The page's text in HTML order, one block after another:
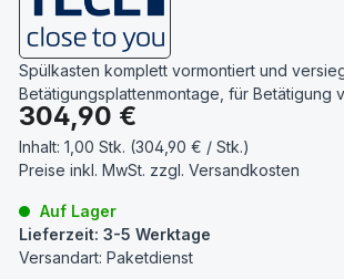
Spülkasten komplett vormontiert und
Betätigungsplattenmontage, für Betätigung
Regulärer Preis:
304,90 €
Inhalt: 1,00 Stk. (304,90 € / Stk.)
Preise inkl. MwSt. zzgl. Versandkosten
Auf Lager
Lieferzeit: 3-5 Werktage
Versandart: Paketdienst